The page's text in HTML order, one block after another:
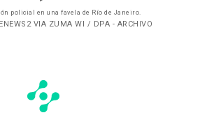
policial en una favela de Río de Janeiro.
VIA ZUMA WI / DPA - ARCHIVO